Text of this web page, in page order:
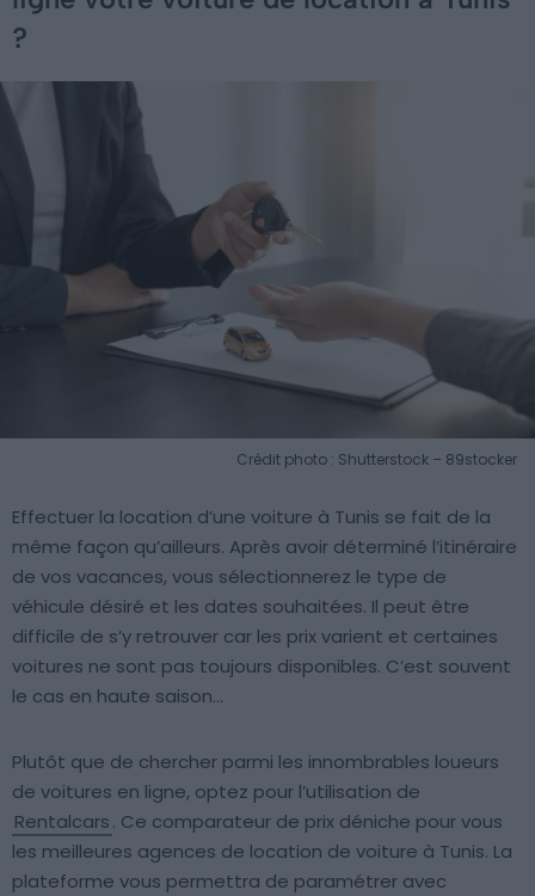
?
Crédit photo : Shutterstock – 89stocker
Effectuer la location d’une voiture à Tunis se fait de la
même façon qu’ailleurs. Après avoir déterminé l’itinéraire
de vos vacances, vous sélectionnerez le type de
véhicule désiré et les dates souhaitées. Il peut être
difficile de s’y retrouver car les prix varient et certaines
voitures ne sont pas toujours disponibles. C’est souvent
le cas en haute saison…
Plutôt que de chercher parmi les innombrables loueurs
de voitures en ligne, optez pour l’utilisation de
Rentalcars. Ce comparateur de prix déniche pour vous
les meilleures agences de location de voiture à Tunis. La
plateforme vous permettra de paramétrer avec